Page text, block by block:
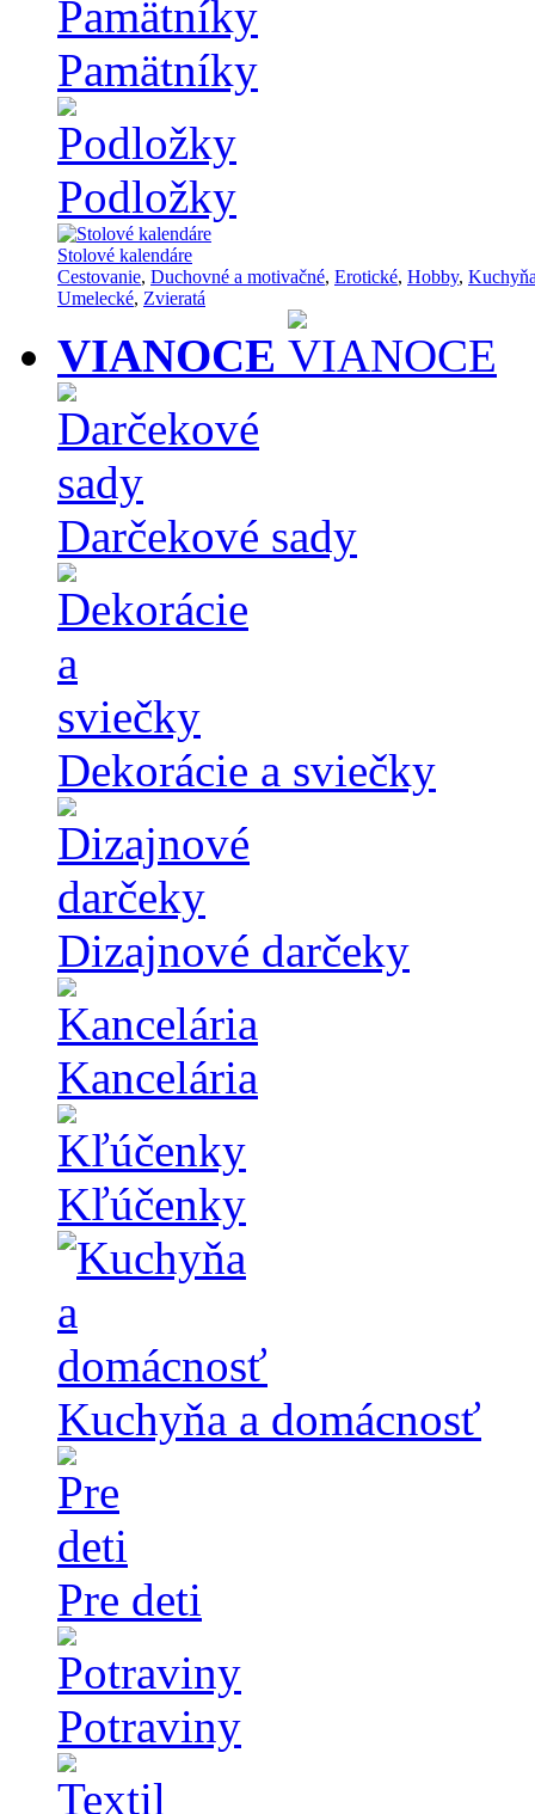
Pamätníky
Podložky
Stolové kalendáre
Cestovanie, Duchovné a motivačné, Erotické, Hobby,
Umelecké, Zvieratá
VIANOCE
Darčekové sady
Dekorácie a sviečky
Dizajnové darčeky
Kancelária
Kľúčenky
Kuchyňa a domácnosť
Pre deti
Potraviny